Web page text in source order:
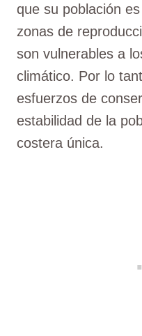
que su población
zonas de
son vulnerables a
climático. Por lo
esfuerzos de
estabilidad de la
costera única.